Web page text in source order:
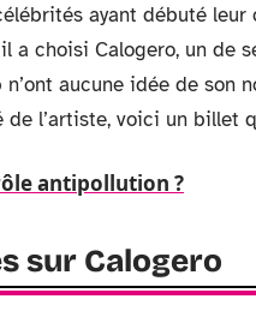
ayant débuté leur
choisi Calogero, un de
aucune idée de son
l’artiste, voici un billet
antipollution ?
sur Calogero